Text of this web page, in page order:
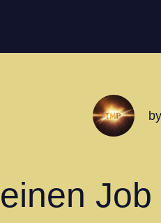
by